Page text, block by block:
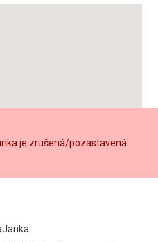
je zrušená/pozastavená